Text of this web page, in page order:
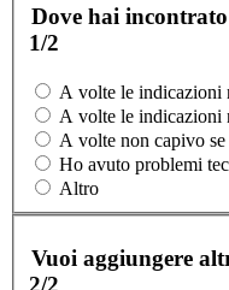
Dove hai
1/2
A volte le indicazioni
A volte le indicazioni
A volte non capivo se
Ho avuto problemi
Altro
Vuoi aggiungere
2/2